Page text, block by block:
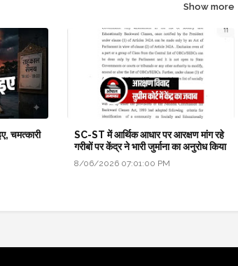
Show more
चमत्कारी
SC-ST में आर्थिक आधार पर आरक्षण मांग रहे
गरीबों पर केंद्र ने भारी जुर्माना का अनुरोध किया
8/06/2026 07:01:00 PM